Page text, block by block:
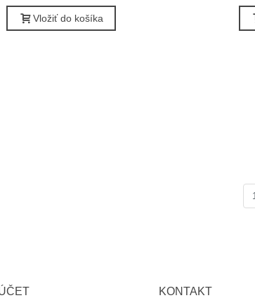
Vložiť do košíka
1
KONTAKT